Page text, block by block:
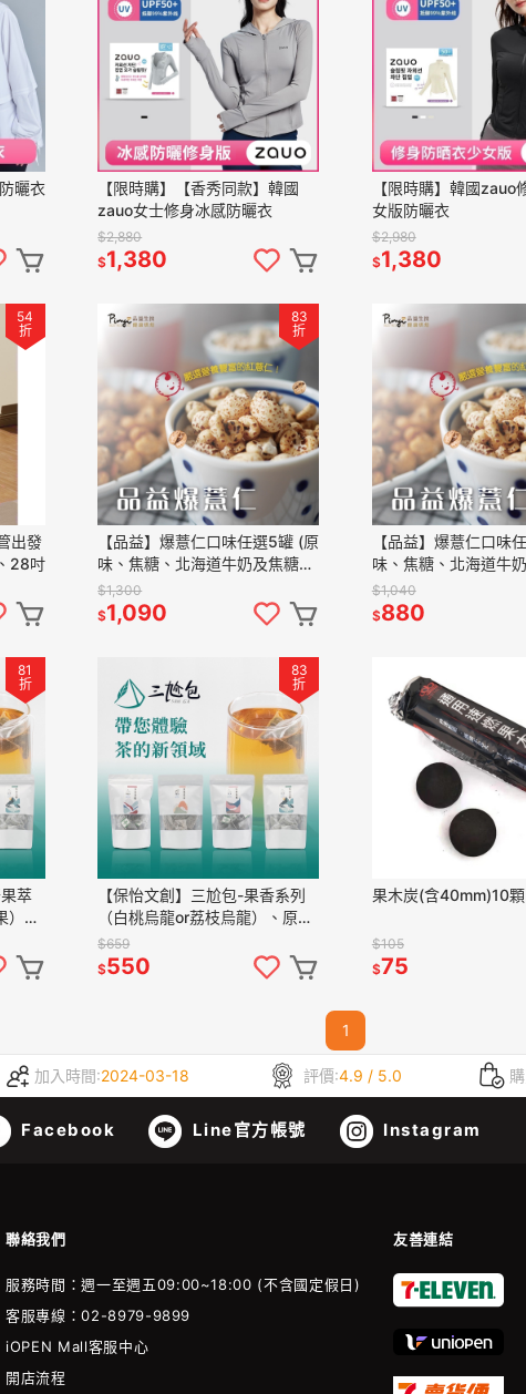
曬衣
【限時購】【香秀同款】韓國
zauo女士修身冰感防曬衣
$2,880
$1,380
【限時購】韓國zauo
女版防曬衣
$2,980
$1,380
54
折
出發
28吋
83
折
【品益】爆薏仁口味任選5罐 (原
味、焦糖、北海道牛奶及焦糖海
鹽)
$1,300
$1,090
【品益】爆薏仁口味
味、焦糖、北海道牛
鹽)
$1,040
$880
81
折
萃
）、
合
83
折
【保怡文創】三尬包-果香系列
（白桃烏龍or荔枝烏龍）、原茶
系列（梨山玉露）2包組合
$659
$550
果木炭(含40mm)10顆
$105
$75
1
加入時間:2024-03-18 評價:4.9 / 5.0
Facebook Line官方帳號 Instagram
聯絡我們 友善連結
服務時間：週一至週五09:00~18:00 (不含國定假日)
客服專線：02-8979-9899
iOPEN Mall客服中心
開店流程